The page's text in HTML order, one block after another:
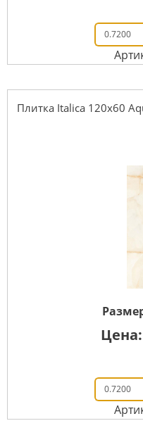
Плитка Italica 120x60
Цена: